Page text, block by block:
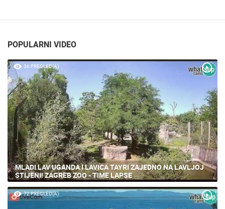
POPULARNI VIDEO
36 PREGLED(A)
MLADI LAV UGANDA I LAVICA TAYRI ZAJEDNO NA LAVLJOJ
STIJENI! ZAGREB ZOO - TIME LAPSE
72 PREGLED(A)